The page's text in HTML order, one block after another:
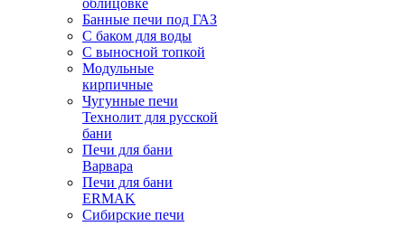
облицовке
Банные печи под ГАЗ
С баком для воды
С выносной топкой
Модульные
кирпичные
Чугунные печи
Технолит для русской
бани
Печи для бани
Варвара
Печи для бани
ERMAK
Сибирские печи